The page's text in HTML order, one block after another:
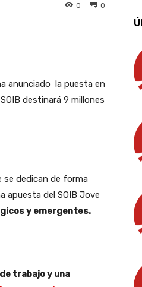
0
0
anunciado la puesta en
destinará 9 millones
se dedican de forma
apuesta del SOIB Jove
y emergentes.
trabajo y una